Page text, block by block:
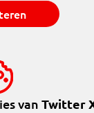
van Twitter